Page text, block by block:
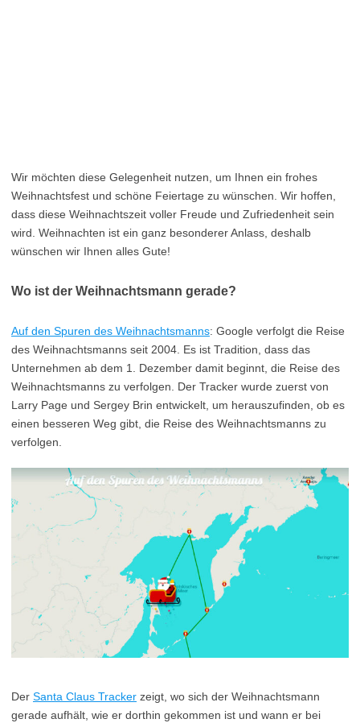
Wir möchten diese Gelegenheit nutzen, um Ihnen ein frohes
Weihnachtsfest und schöne Feiertage zu wünschen. Wir hoffen,
dass diese Weihnachtszeit voller Freude und Zufriedenheit sein
wird. Weihnachten ist ein ganz besonderer Anlass, deshalb
wünschen wir Ihnen alles Gute!
Wo ist der Weihnachtsmann gerade?
Auf den Spuren des Weihnachtsmanns: Google verfolgt die Reise
des Weihnachtsmanns seit 2004. Es ist Tradition, dass das
Unternehmen ab dem 1. Dezember damit beginnt, die Reise des
Weihnachtsmanns zu verfolgen. Der Tracker wurde zuerst von
Larry Page und Sergey Brin entwickelt, um herauszufinden, ob es
einen besseren Weg gibt, die Reise des Weihnachtsmanns zu
verfolgen.
Der Santa Claus Tracker zeigt, wo sich der Weihnachtsmann
gerade aufhält, wie er dorthin gekommen ist und wann er bei